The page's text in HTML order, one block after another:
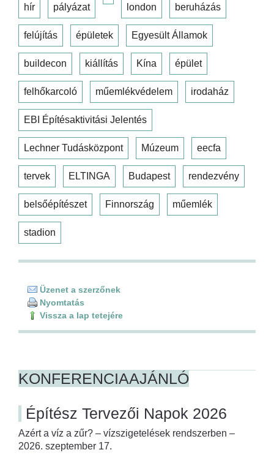
hír pályázat london beruházás
felújítás épületek Egyesült Államok
buildecon kiállítás Kína épület
felhőkarcoló műemlékvédelem irodaház
EBI Építésaktivitási Jelentés
Lechner Tudásközpont Múzeum eecfa
tervek ELTINGA Budapest rendezvény
belsőépítészet Finnország műemlék
stadion
Üzenet a szerzőnek
Nyomtatás
Vissza a lap tetejére
KONFERENCIAAJÁNLÓ
Építész Tervezői Napok 2026
Azért a víz a zűr? – vízszigetelések rendszerben –
2026. szeptember 17.